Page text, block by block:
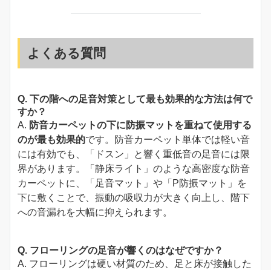
よくある質問
Q. 下の階への足音対策として最も効果的な方法は何で
すか？
A. 防音カーペットの下に防振マットを重ねて使用する
のが最も効果的です。防音カーペット単体では軽い音
には有効でも、「ドスン」と響く重低音の足音には限
界があります。「静床ライト」のような高密度な防音
カーペットに、「足音マット」や「P防振マット」を
下に敷くことで、振動の吸収力が大きく向上し、階下
への音漏れを大幅に抑えられます。
Q. フローリングの足音が響くのはなぜですか？
A. フローリングは硬い材質のため、足と床が接触した